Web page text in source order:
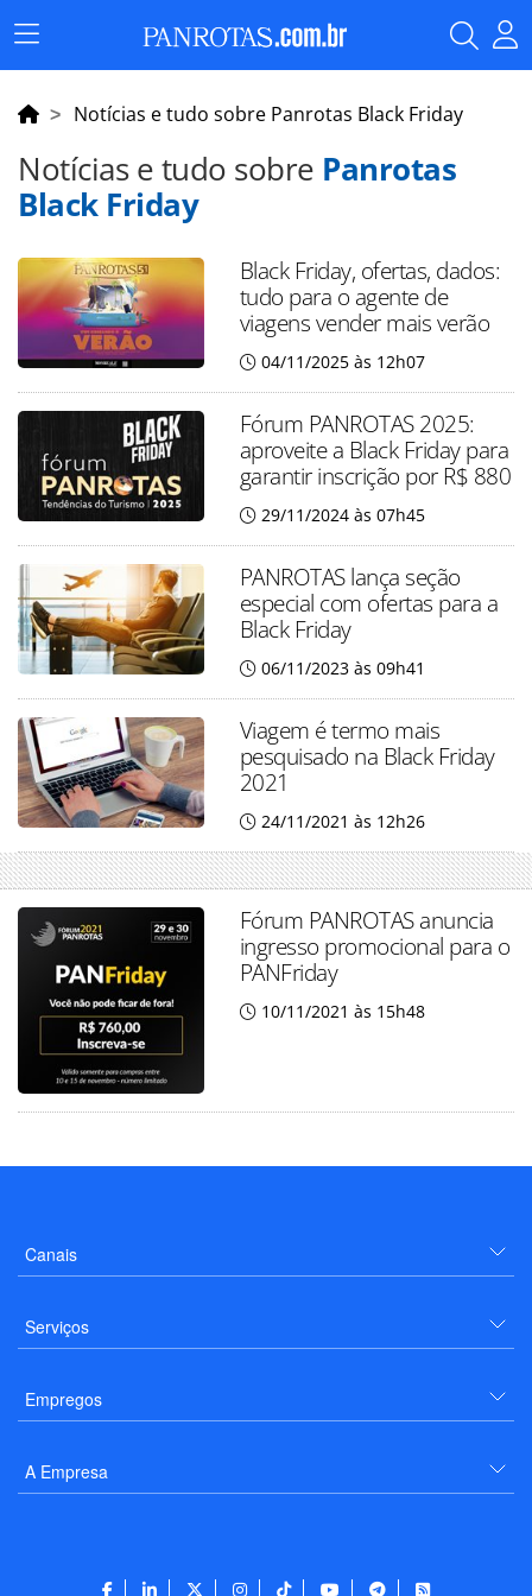
Menu
Principal
Notícias e tudo sobre Panrotas Black Friday
Notícias e tudo sobre Panrotas
Black Friday
Black Friday, ofertas, dados:
tudo para o agente de
viagens vender mais verão
04/11/2025 às 12h07
Fórum PANROTAS 2025:
aproveite a Black Friday para
garantir inscrição por R$ 880
29/11/2024 às 07h45
PANROTAS lança seção
especial com ofertas para a
Black Friday
06/11/2023 às 09h41
Viagem é termo mais
pesquisado na Black Friday
2021
24/11/2021 às 12h26
Fórum PANROTAS anuncia
ingresso promocional para o
PANFriday
10/11/2021 às 15h48
Canais
Serviços
Empregos
A Empresa